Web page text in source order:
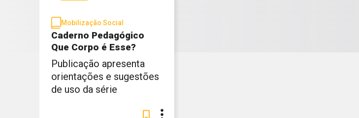
Mobilização Social
Caderno Pedagógico
Que Corpo é Esse?
Publicação apresenta
orientações e sugestões
de uso da série